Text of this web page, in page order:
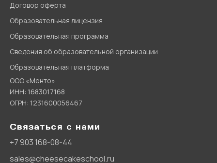
Договор оферта
Образовательная лицензия
Образовательная программа
Сведения об образовательной организации
Образовательная платформа
ООО «Менто»
ИНН: 1683017168
ОГРН: 1231600056467
Связаться с нами
+7 903 168-08-44
sales@cheesecakeschool.ru